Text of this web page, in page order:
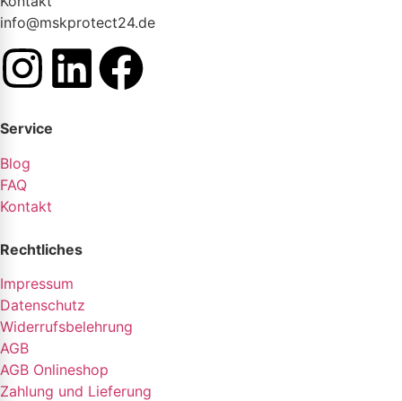
info@mskprotect24.de
Service
Blog
FAQ
Kontakt
Rechtliches
Impressum
Datenschutz
Widerrufsbelehrung
AGB
AGB Onlineshop
Zahlung und Lieferung